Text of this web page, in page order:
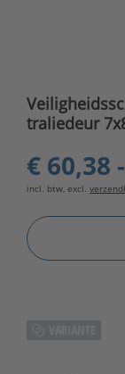
traliedeur
€ 60,38
incl. btw, excl.